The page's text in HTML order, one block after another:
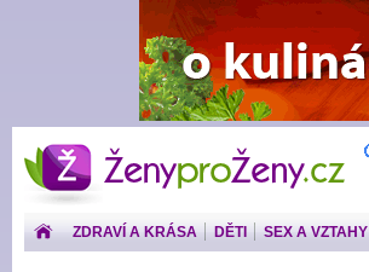
ŽenyproŽeny.cz
ZDRAVÍ A KRÁSA DĚTI SEX A VZTAHY